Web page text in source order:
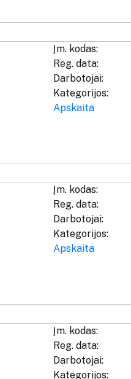
Įm. kodas:
Reg. data:
Darbotojai:
Kategorijos:
Apskaita
Įm. kodas:
Reg. data:
Darbotojai:
Kategorijos:
Apskaita
Įm. kodas:
Reg. data:
Darbotojai:
Kategorijos: